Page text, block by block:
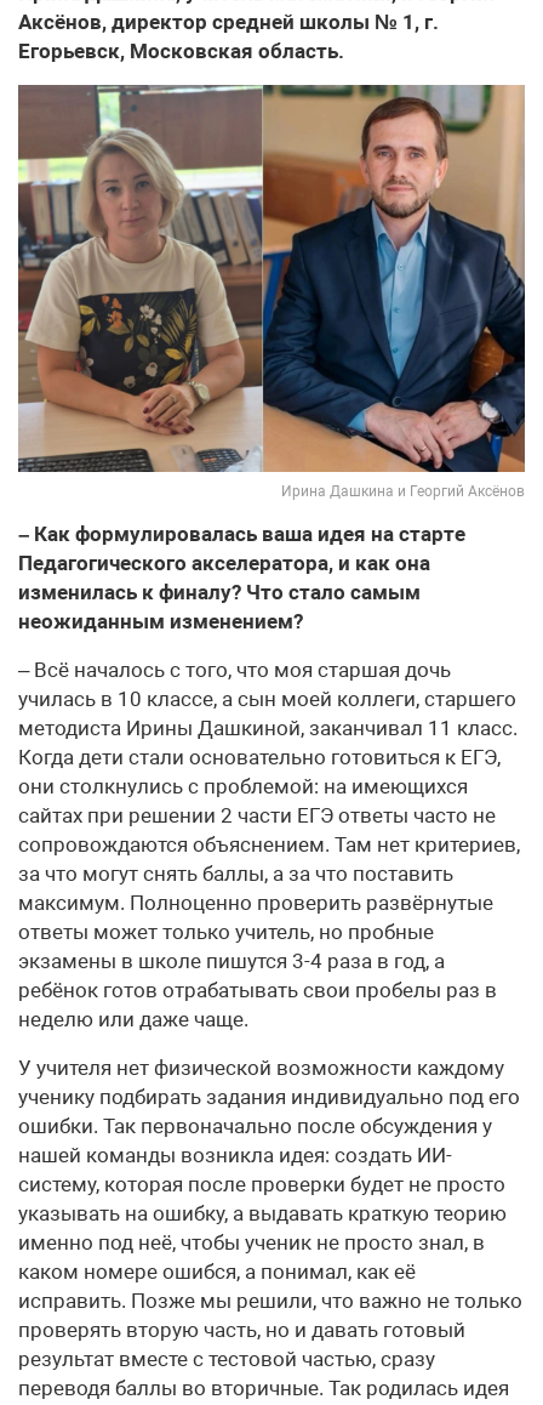
Аксёнов, директор средней школы № 1, г.
Егорьевск, Московская область.
Ирина Дашкина и Георгий Аксёнов
– Как формулировалась ваша идея на старте
Педагогического акселератора, и как она
изменилась к финалу? Что стало самым
неожиданным изменением?
– Всё началось с того, что моя старшая дочь
училась в 10 классе, а сын моей коллеги, старшего
методиста Ирины Дашкиной, заканчивал 11 класс.
Когда дети стали основательно готовиться к ЕГЭ,
они столкнулись с проблемой: на имеющихся
сайтах при решении 2 части ЕГЭ ответы часто не
сопровождаются объяснением. Там нет критериев,
за что могут снять баллы, а за что поставить
максимум. Полноценно проверить развёрнутые
ответы может только учитель, но пробные
экзамены в школе пишутся 3-4 раза в год, а
ребёнок готов отрабатывать свои пробелы раз в
неделю или даже чаще.
У учителя нет физической возможности каждому
ученику подбирать задания индивидуально под его
ошибки. Так первоначально после обсуждения у
нашей команды возникла идея: создать ИИ-
систему, которая после проверки будет не просто
указывать на ошибку, а выдавать краткую теорию
именно под неё, чтобы ученик не просто знал, в
каком номере ошибся, а понимал, как её
исправить. Позже мы решили, что важно не только
проверять вторую часть, но и давать готовый
результат вместе с тестовой частью, сразу
переводя баллы во вторичные. Так родилась идея